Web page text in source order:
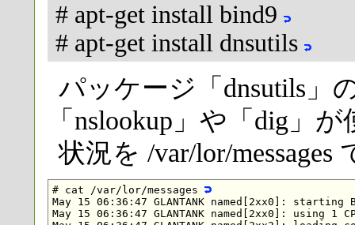
# apt-get install bind9
# apt-get install dnsutils
パッケージ「dnsutils」
「nslookup」や「dig」
状況を /var/lor/
# cat /var/lor/messages
May 15 06:36:47 GLANTANK named[2xx0]:
May 15 06:36:47 GLANTANK named[2xx0]: using 1